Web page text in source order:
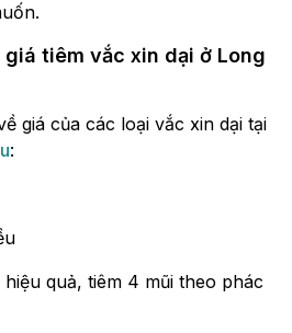
tiêm vắc xin dại ở Long
giá của các loại vắc xin dại tại
:
quả, tiêm 4 mũi theo phác